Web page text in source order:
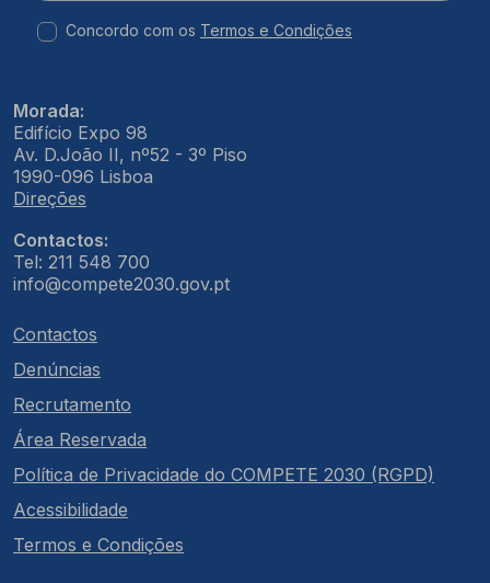
Concordo com os Termos e Condições
Morada:
Edifício Expo 98
Av. D.João II, nº52 - 3º Piso
1990-096 Lisboa
Direções
Contactos:
Tel: 211 548 700
info@compete2030.gov.pt
Contactos
Denúncias
Recrutamento
Área Reservada
Política de Privacidade do COMPETE 2030 (RGPD)
Acessibilidade
Termos e Condições